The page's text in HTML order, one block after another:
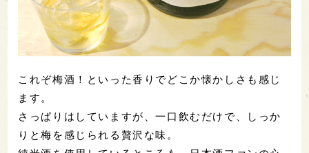
これぞ梅酒！といった香りでどこか懐かしさも感じ
ます。
さっぱりはしていますが、一口飲むだけで、しっか
りと梅を感じられる贅沢な味。